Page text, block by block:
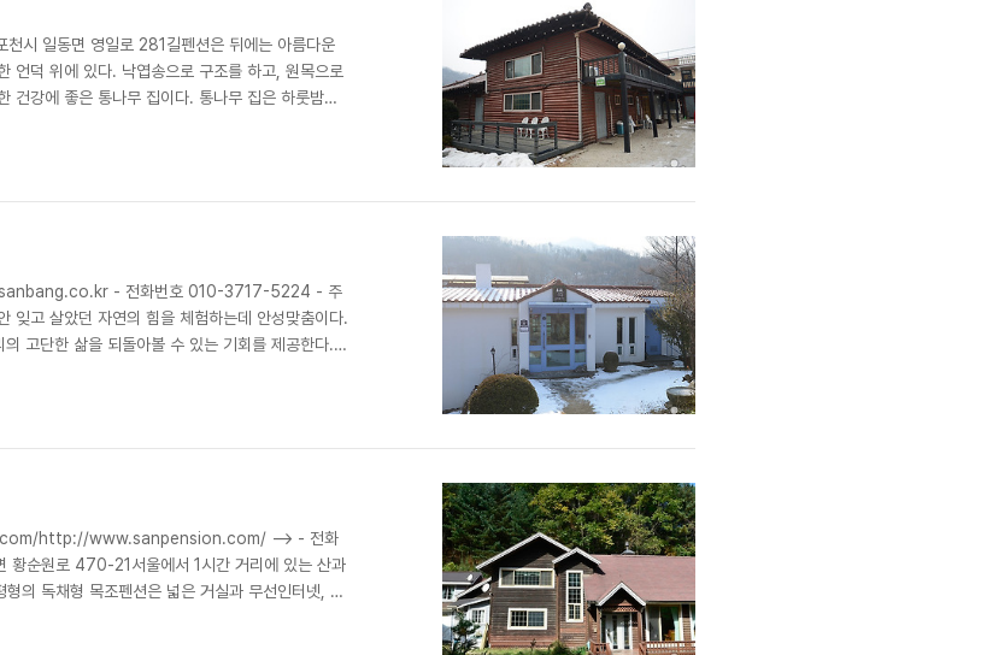
시 일동면 영일로 281길펜션은 뒤에는 아름다운
언덕 위에 있다. 낙엽송으로 구조를 하고, 원목으로
건강에 좋은 통나무 집이다. 통나무 집은 하룻밤만
음에 활력을 넣어드리도록 노력하고 있다. ※ 소개
- 전화번호 010-3717-5224 - 주
잊고 살았던 자연의 힘을 체험하는데 안성맞춤이다.
고단한 삶을 되돌아볼 수 있는 기회를 제공한다.
연의 소리와 얼음장 밑으로 흐르는 계곡물소리, 창
되는 간결한 ..
www.sanpension.com/ --> - 전화
순원로 470-21서울에서 1시간 거리에 있는 산과
의 독채형 목조펜션은 넓은 거실과 무선인터넷, 노
, 마현 마을 등 남한강과 북한강을 모두 즐길 수 있